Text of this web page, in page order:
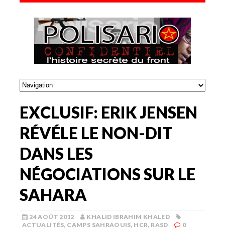
EXCLUSIF: ERIK JENSEN
RÉVÉLE LE NON-DIT
DANS LES
NÉGOCIATIONS SUR LE
SAHARA
24 AOÛT 2012
KHALID IBRAHIM KHALED
ACTUALITÉS, CAMPS SAHRAOUIS, HCR, RASD 0